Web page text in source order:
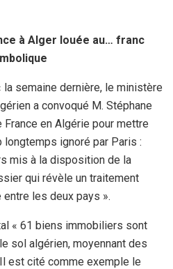
à Alger louée au… franc
la semaine dernière, le ministère
a convoqué M. Stéphane
France en Algérie pour mettre
ignoré par Paris :
mis à la disposition de la
qui révèle un traitement
les deux pays ».
« 61 biens immobiliers sont
sol algérien, moyennant des
est cité comme exemple le